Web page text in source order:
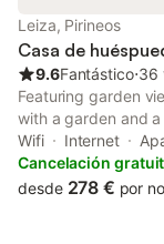
Leiza, Pirineos
Casa de
9.6Fantástico⋅36
Featuring garden
with a garden and
Promenade. This
private parking and
Wifi Internet
Cancelación
desde 278 € por